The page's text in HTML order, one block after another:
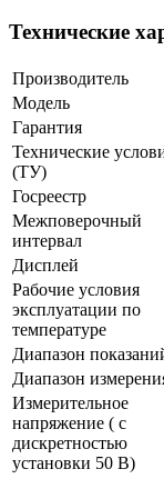
Технические
Производитель
Модель
Гарантия
Технические
(ТУ)
Госреестр
Межповерочный
интервал
Дисплей
Рабочие условия
эксплуатации по
температуре
Диапазон
Диапазон
Измерительное
напряжение ( с
дискретностью
установки 50 В)